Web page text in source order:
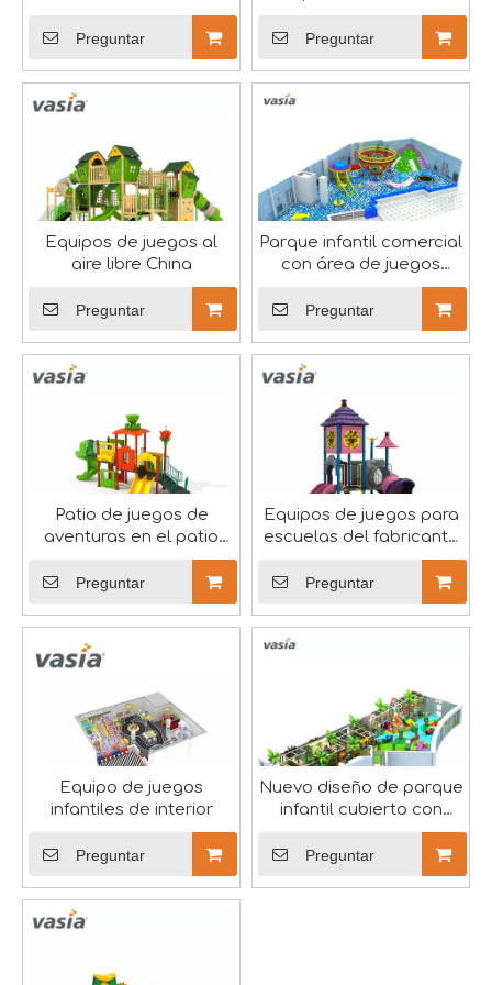
Huaxia Amusement Co., Ltd., también denominada
EXPO RAAPA 2024 - Vasia
El 8 de marzo es un día importante para celebrar los
Preguntar Preguntar
Equipos de juegos al
aire libre China
Preguntar
Parque infantil comercial
con área de juegos
interior estilo océano
Preguntar
Patio de juegos de
aventuras en el patio
Preguntar
Equipos de juegos para
escuelas del fabricante
Preguntar
Equipo de juegos
infantiles de interior
Preguntar
Nuevo diseño de parque
infantil cubierto con
tema de jungla, parque
de juegos para niños
Preguntar